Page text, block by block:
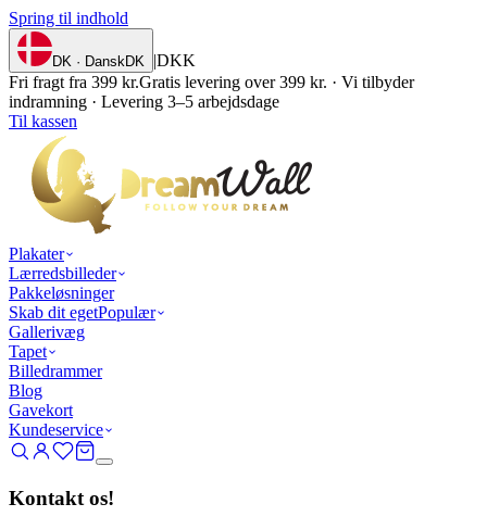
Spring til indhold
DK · DanskDK |DKK
Fri fragt fra 399 kr.Gratis levering over 399 kr. · Vi tilbyder
indramning · Levering 3–5 arbejdsdage
Til kassen
Plakater
Lærredsbilleder
Pakkeløsninger
Skab dit egetPopulær
Gallerivæg
Tapet
Billedrammer
Blog
Gavekort
Kundeservice
Kontakt os!